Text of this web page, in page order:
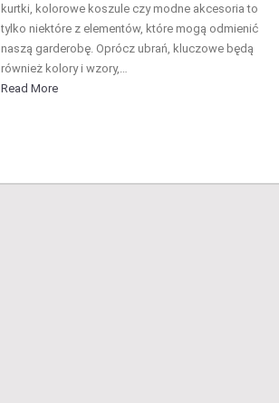
kurtki, kolorowe koszule czy modne akcesoria to
tylko niektóre z elementów, które mogą odmienić
naszą garderobę. Oprócz ubrań, kluczowe będą
również kolory i wzory,…
Read More